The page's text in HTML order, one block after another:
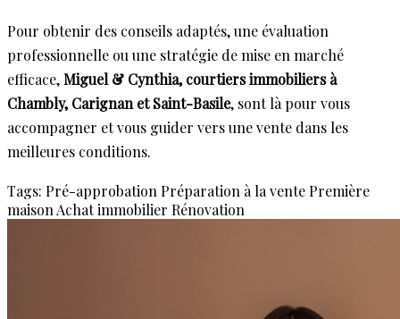
Pour obtenir des conseils adaptés, une évaluation
professionnelle ou une stratégie de mise en marché
efficace,Miguel & Cynthia, courtiers immobiliers à
Chambly, Carignan et Saint-Basile, sont là pour vous
accompagner et vous guider vers une vente dans les
meilleures conditions.
Tags: Pré-approbationPréparation à la ventePremière
maisonAchat immobilier Rénovation